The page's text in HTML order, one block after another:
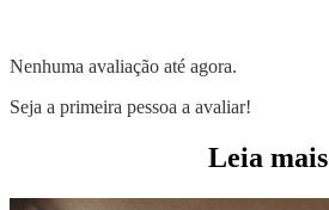
Nenhuma avaliação até agora.
Seja a primeira pessoa a avaliar!
Leia mais